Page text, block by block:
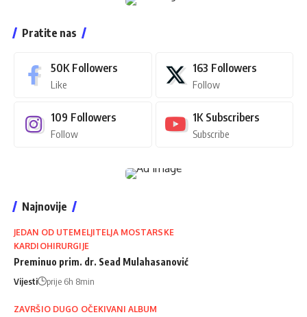
Pratite nas
50K Followers
Like
163 Followers
Follow
109 Followers
Follow
1K Subscribers
Subscribe
Najnovije
JEDAN OD UTEMELJITELJA MOSTARSKE
KARDIOHIRURGIJE
Preminuo prim. dr. Sead Mulahasanović
Vijesti prije 6h 8min
ZAVRŠIO DUGO OČEKIVANI ALBUM